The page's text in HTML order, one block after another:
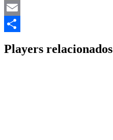
Mastodon
Email
Players relacionados